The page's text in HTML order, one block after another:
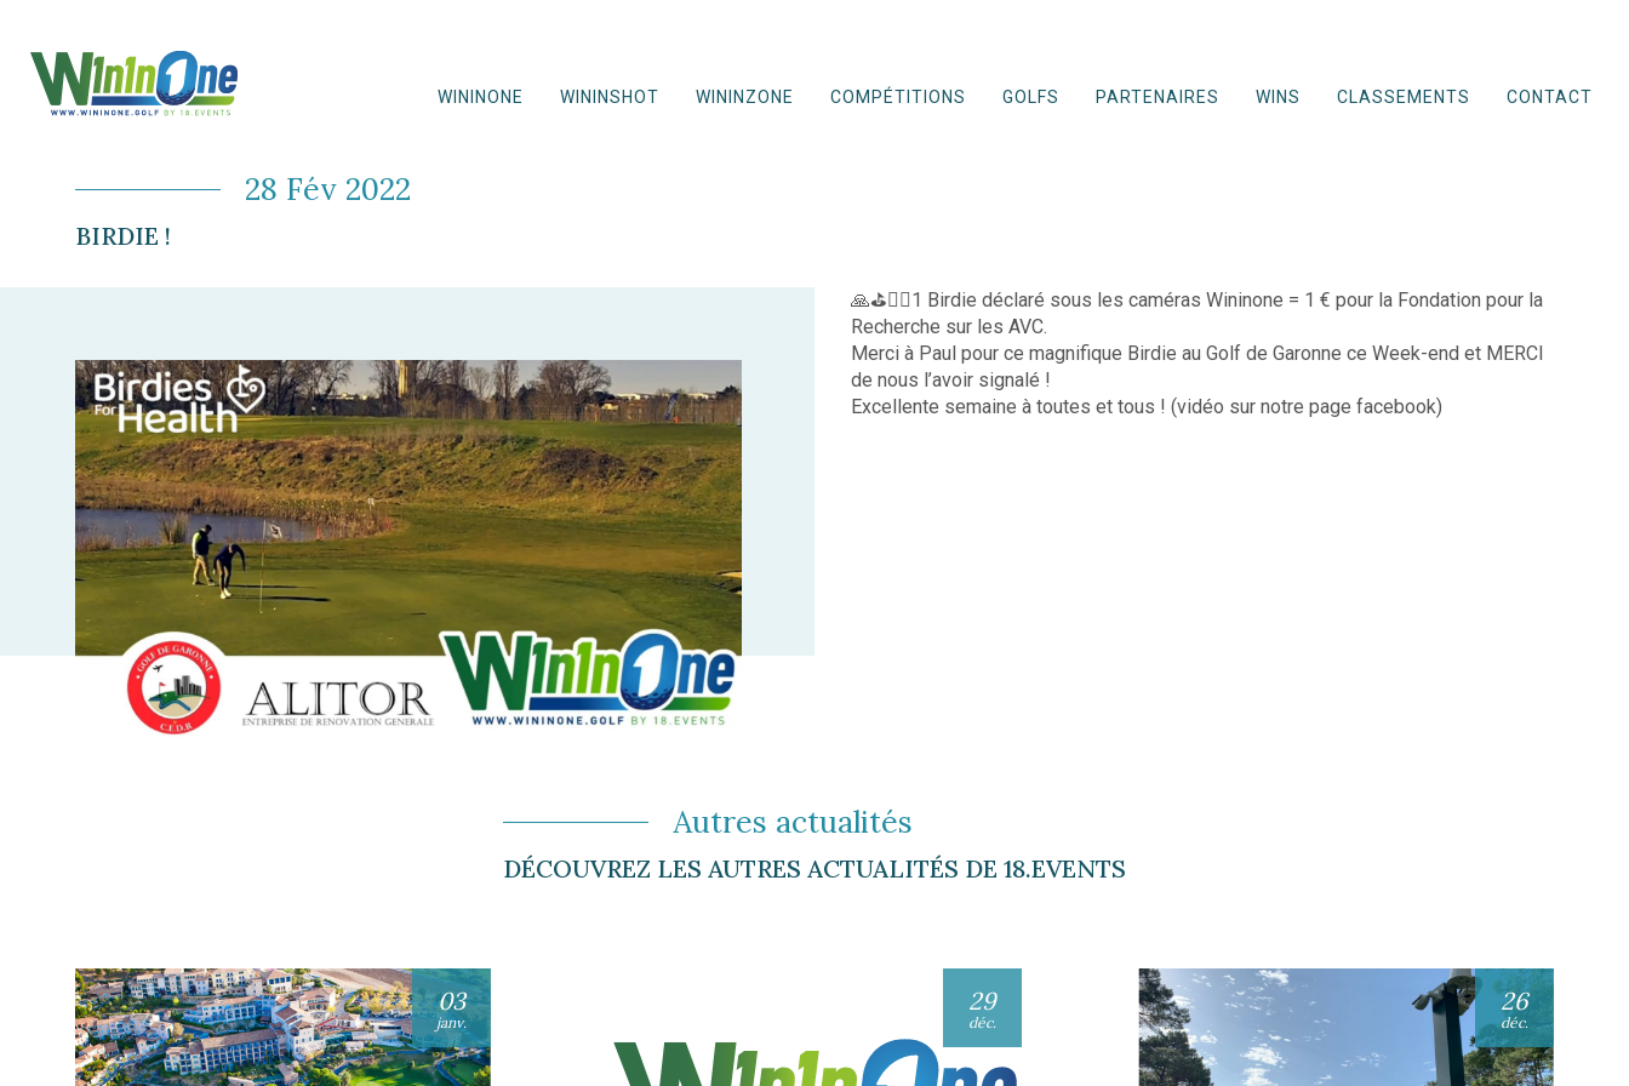
WININONE WININSHOT WININZONE COMPÉTITIONS GOLFS PARTENAIRES WINS CLASSEMENTS CONTACT
28 Fév 2022
BIRDIE !
🙏⛳️🏌️‍♀️1 Birdie déclaré sous les caméras Wininone = 1 € pour la Fondation pour la
Recherche sur les AVC.
Merci à Paul pour ce magnifique Birdie au Golf de Garonne ce Week-end et MERCI
de nous l’avoir signalé !
Excellente semaine à toutes et tous ! (vidéo sur notre page facebook)
Autres actualités
DÉCOUVREZ LES AUTRES ACTUALITÉS DE 18.EVENTS
03
janv.
29
déc.
26
déc.